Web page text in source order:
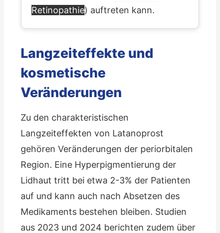
Retinopathie) auftreten kann.
Langzeiteffekte und
kosmetische
Veränderungen
Zu den charakteristischen
Langzeiteffekten von Latanoprost
gehören Veränderungen der periorbitalen
Region. Eine Hyperpigmentierung der
Lidhaut tritt bei etwa 2-3% der Patienten
auf und kann auch nach Absetzen des
Medikaments bestehen bleiben. Studien
aus 2023 und 2024 berichten zudem über